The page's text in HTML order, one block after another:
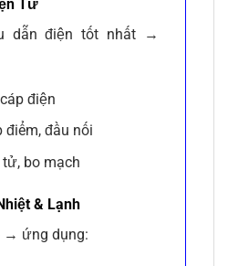
Tử
dẫn điện tốt nhất →
điện
điểm, đầu nối
bo mạch
& Lạnh
→ ứng dụng: